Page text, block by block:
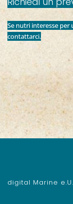
Se nutri interesse per
contattarci.
digital Marine e.U.